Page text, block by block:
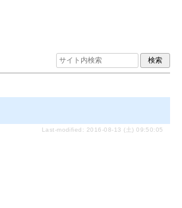
Last-modified: 2016-08-13 (土) 09:50:05